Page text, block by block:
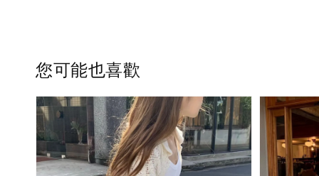
您可能也喜歡